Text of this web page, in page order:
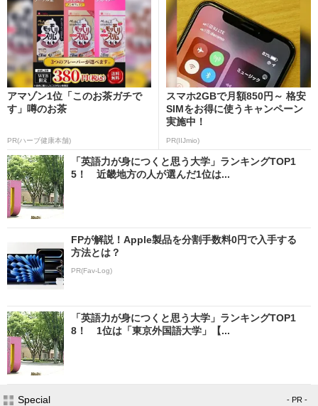
アマゾン1位「このお茶ガチで
す」噂のお茶
PR(ハーブ健康本舗)
スマホ2GBで月額850円～ 格安
SIMをお得に使うキャンペーン
実施中！
PR(IIJmio)
「英語力が身につくと思う大学」ランキングTOP1
5！ 近畿地方の人が選んだ1位は...
FPが解説！Apple製品を分割手数料0円で入手する
方法とは？
PR(Fav-Log)
「英語力が身につくと思う大学」ランキングTOP1
8！ 1位は「東京外国語大学」【...
Special - PR -